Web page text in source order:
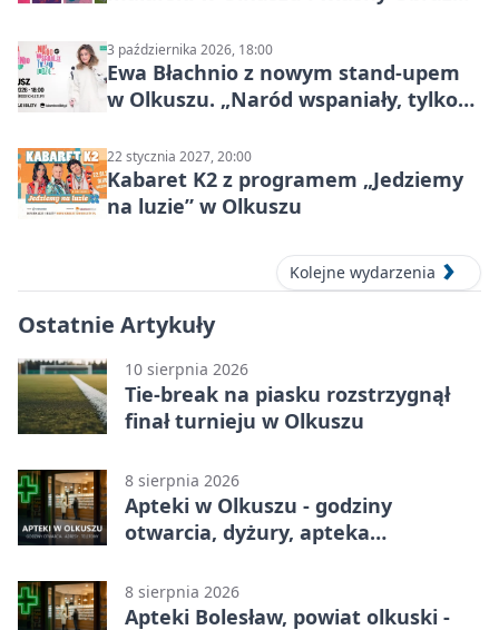
3 października 2026, 18:00
Ewa Błachnio z nowym stand-upem
w Olkuszu. „Naród wspaniały, tylko
22 stycznia 2027, 20:00
Kabaret K2 z programem „Jedziemy
na luzie” w Olkuszu
Kolejne wydarzenia
Ostatnie Artykuły
10 sierpnia 2026
Tie-break na piasku rozstrzygnął
finał turnieju w Olkuszu
8 sierpnia 2026
Apteki w Olkuszu - godziny
otwarcia, dyżury, apteka
8 sierpnia 2026
Apteki Bolesław, powiat olkuski -